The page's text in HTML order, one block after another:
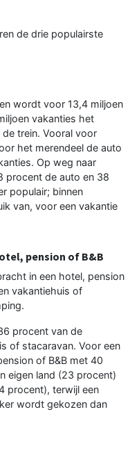
de drie populairste
wordt voor 13,4 miljoen
vakanties het
trein. Vooral voor
het merendeel de auto
Op weg naar
procent de auto en 38
populair; binnen
van, voor een vakantie
pension of B&B
in een hotel, pension
vakantiehuis of
procent van de
of stacaravan. Voor een
of B&B met 40
eigen land (23 procent)
procent), terwijl een
wordt gekozen dan